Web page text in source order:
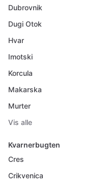
Dubrovnik
Dugi Otok
Hvar
Imotski
Korcula
Makarska
Murter
Vis alle
Kvarnerbugten
Cres
Crikvenica